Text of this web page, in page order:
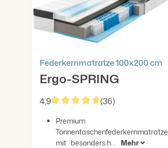
Federkernmatratze 100x200 cm
Ergo-SPRING
4,9
(36)
Premium
Tonnentaschenfederkernmatratze
mit besonders h...
Mehr